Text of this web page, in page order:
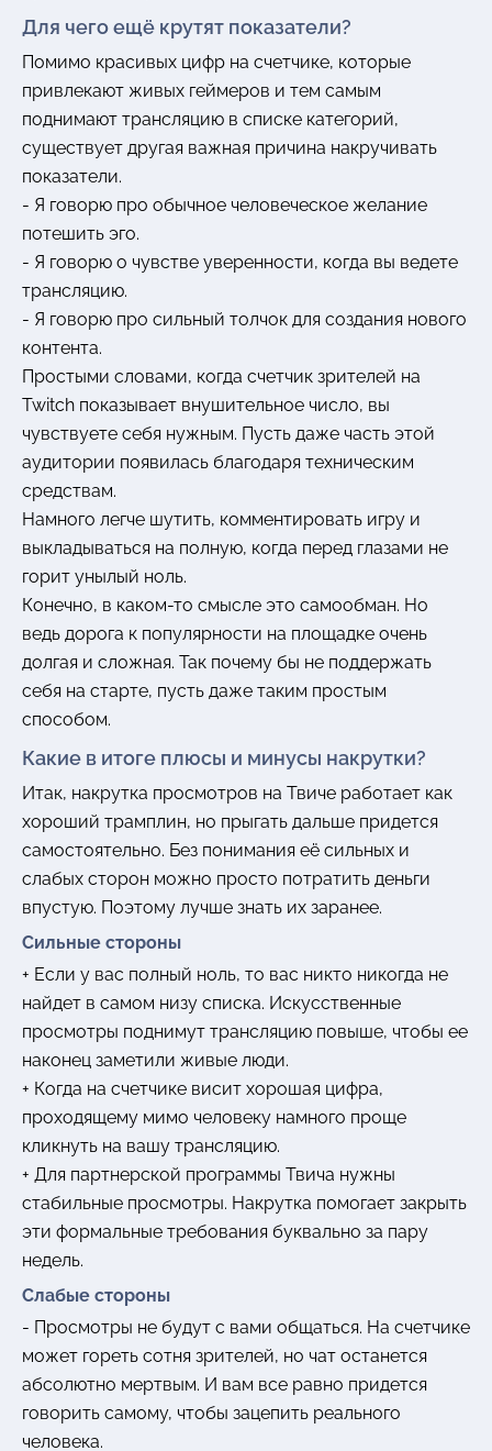
Для чего ещё крутят показатели?
Помимо красивых цифр на счетчике, которые
привлекают живых геймеров и тем самым
поднимают трансляцию в списке категорий,
существует другая важная причина накручивать
показатели.
- Я говорю про обычное человеческое желание
потешить эго.
- Я говорю о чувстве уверенности, когда вы ведете
трансляцию.
- Я говорю про сильный толчок для создания нового
контента.
Простыми словами, когда счетчик зрителей на
Twitch показывает внушительное число, вы
чувствуете себя нужным. Пусть даже часть этой
аудитории появилась благодаря техническим
средствам.
Намного легче шутить, комментировать игру и
выкладываться на полную, когда перед глазами не
горит унылый ноль.
Конечно, в каком-то смысле это самообман. Но
ведь дорога к популярности на площадке очень
долгая и сложная. Так почему бы не поддержать
себя на старте, пусть даже таким простым
способом.
Какие в итоге плюсы и минусы накрутки?
Итак, накрутка просмотров на Твиче работает как
хороший трамплин, но прыгать дальше придется
самостоятельно. Без понимания её сильных и
слабых сторон можно просто потратить деньги
впустую. Поэтому лучше знать их заранее.
Сильные стороны
+ Если у вас полный ноль, то вас никто никогда не
найдет в самом низу списка. Искусственные
просмотры поднимут трансляцию повыше, чтобы ее
наконец заметили живые люди.
+ Когда на счетчике висит хорошая цифра,
проходящему мимо человеку намного проще
кликнуть на вашу трансляцию.
+ Для партнерской программы Твича нужны
стабильные просмотры. Накрутка помогает закрыть
эти формальные требования буквально за пару
недель.
Слабые стороны
- Просмотры не будут с вами общаться. На счетчике
может гореть сотня зрителей, но чат останется
абсолютно мертвым. И вам все равно придется
говорить самому, чтобы зацепить реального
человека.